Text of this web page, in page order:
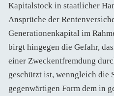
Kapitalstock in staatlicher
Ansprüche der
Generationenkapital im
birgt hingegen die Gefahr,
einer Zweckentfremdung
geschützt ist, wenngleich die
gegenwärtigen Form dem in